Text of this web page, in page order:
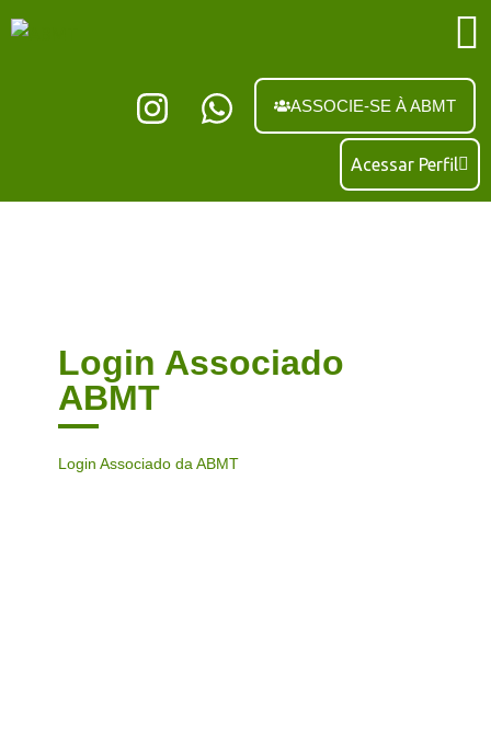
ASSOCIE-SE À ABMT
Acessar Perfil
Login Associado
ABMT
Login Associado da ABMT